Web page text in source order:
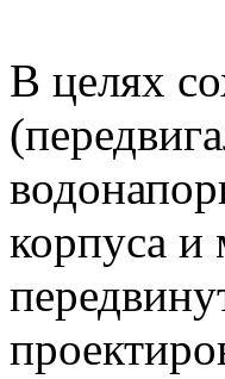
В целях
корпуса и